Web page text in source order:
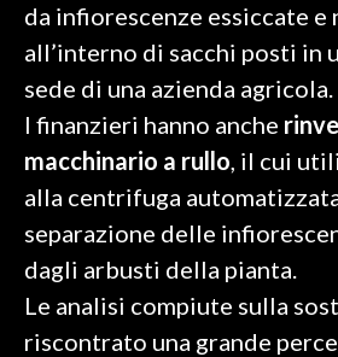
CULTURA
SPETTACOLI
SALUTE
SARDEGNA TURISMO
SARDI NEL MONDO
da infiorescenze essiccate e
all’interno di sacchi posti in
sede di una azienda agricola.
I finanzieri hanno anche
macchinario a rullo, il cui
alla centrifuga
separazione delle
dagli arbusti della pianta.
Le analisi compiute sulla
riscontrato una grande